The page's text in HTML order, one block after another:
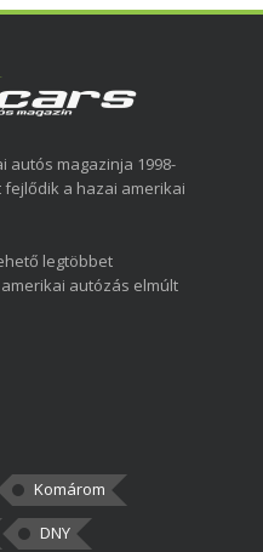
autós magazinja 1998-
a hazai amerikai
legtöbbet
autózás elmúlt
Komárom
DNY